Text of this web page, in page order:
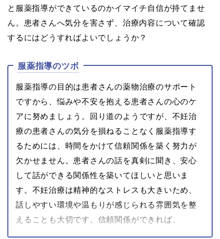
と服薬指導ができているのかイマイチ自信が持てませ
ん。患者さんへ気分を害さず、治療内容について確認
するにはどうすればよいでしょうか？
服薬指導のツボ
服薬指導の目的は患者さんの薬物治療のサポート
ですから、悩みや不安を抱える患者さんの心のケ
アに努めましょう。回り道のようですが、不妊治
療の患者さんの気分を損ねることなく服薬指導す
るためには、時間をかけて信頼関係を築く努力が
欠かせません。患者さんの話を真剣に聞き、安心
して話ができる関係性を築いてほしいと思いま
す。不妊治療は精神的なストレスも大きいため、
話しやすい環境や温もりが感じられる雰囲気を整
えることも大切です。信頼関係ができれば、